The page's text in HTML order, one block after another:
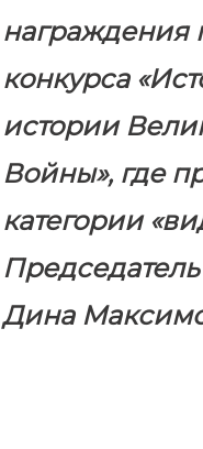
награждения
конкурса
истории
Войны», где
категории
Дина